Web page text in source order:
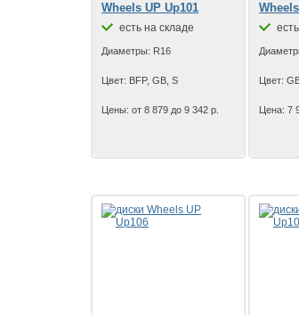
Wheels UP Up101
есть на складе
Диаметры: R16
Цвет: BFP, GB, S
Цены: от 8 879 до 9 342 р.
Цвет:
Цена: 7